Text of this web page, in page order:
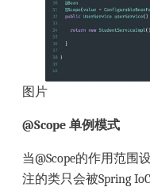
图片
@Scope 单例模式
当@Scope的作用范围
注的类只会被Spring